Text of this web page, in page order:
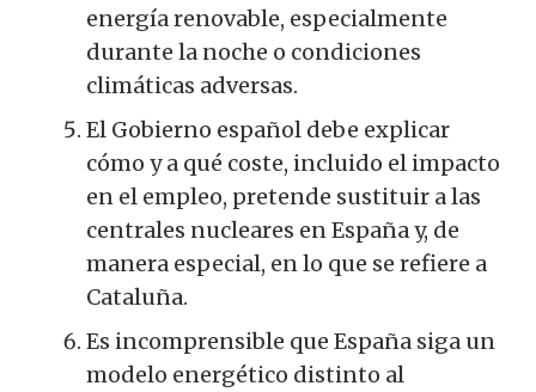
energía renovable, especialmente
durante la noche o condiciones
climáticas adversas.
El Gobierno español debe explicar
cómo y a qué coste, incluido el impacto
en el empleo, pretende sustituir a las
centrales nucleares en España y, de
manera especial, en lo que se refiere a
Cataluña.
Es incomprensible que España siga un
modelo energético distinto al